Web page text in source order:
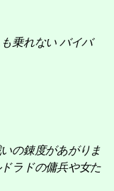
乗れない バイバ
の錬度があがりま
ラドの傭兵や女た